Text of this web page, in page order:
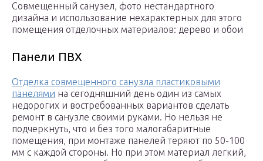
Совмещенный санузел, фото нестандартного
дизайна и использование нехарактерных для этого
помещения отделочных материалов: дерево и обои
Панели ПВХ
Отделка совмещенного санузла пластиковыми
панелями на сегодняшний день один из самых
недорогих и востребованных вариантов сделать
ремонт в санузле своими руками. Но нельзя не
подчеркнуть, что и без того малогабаритные
помещения, при монтаже панелей теряют по 50-100
мм с каждой стороны. Но при этом материал легкий,